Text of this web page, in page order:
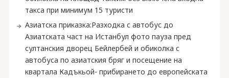
такса при минимум 15 туристи
Азиатска приказка:Разходка с автобус до
Азиатската част на Истанбул фото пауза пред
султанския дворец Бейлербей и обиколка с
автобуса по азиатския бряг и посещение на
квартала Кадъкьой- прибирането до европейската